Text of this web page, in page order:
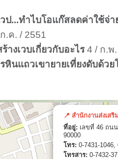
ป...ทำไบโอแก๊สลดค่าใช้จ่า
.ค. / 2551
งเวบเกี่ยวกับอะไร4 / ก.พ
หินแถวเขายายเที่ยงดับด้ว
📍 สำนักงานส่งเส
ที่อยู่: เลขที่ 46 ถน
90000
โทร: 0-7431-1046,
โทรสาร: 0-7432-